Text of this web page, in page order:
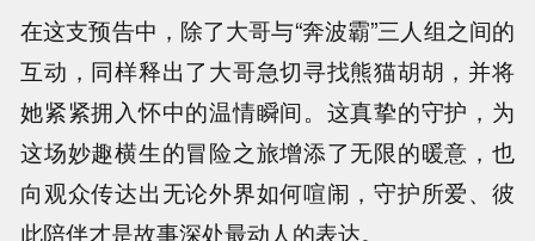
在这支预告中，除了大哥与“奔波霸”三人组之间的
互动，同样释出了大哥急切寻找熊猫胡胡，并将
她紧紧拥入怀中的温情瞬间。这真挚的守护，为
这场妙趣横生的冒险之旅增添了无限的暖意，也
向观众传达出无论外界如何喧闹，守护所爱、彼
此陪伴才是故事深处最动人的表达。